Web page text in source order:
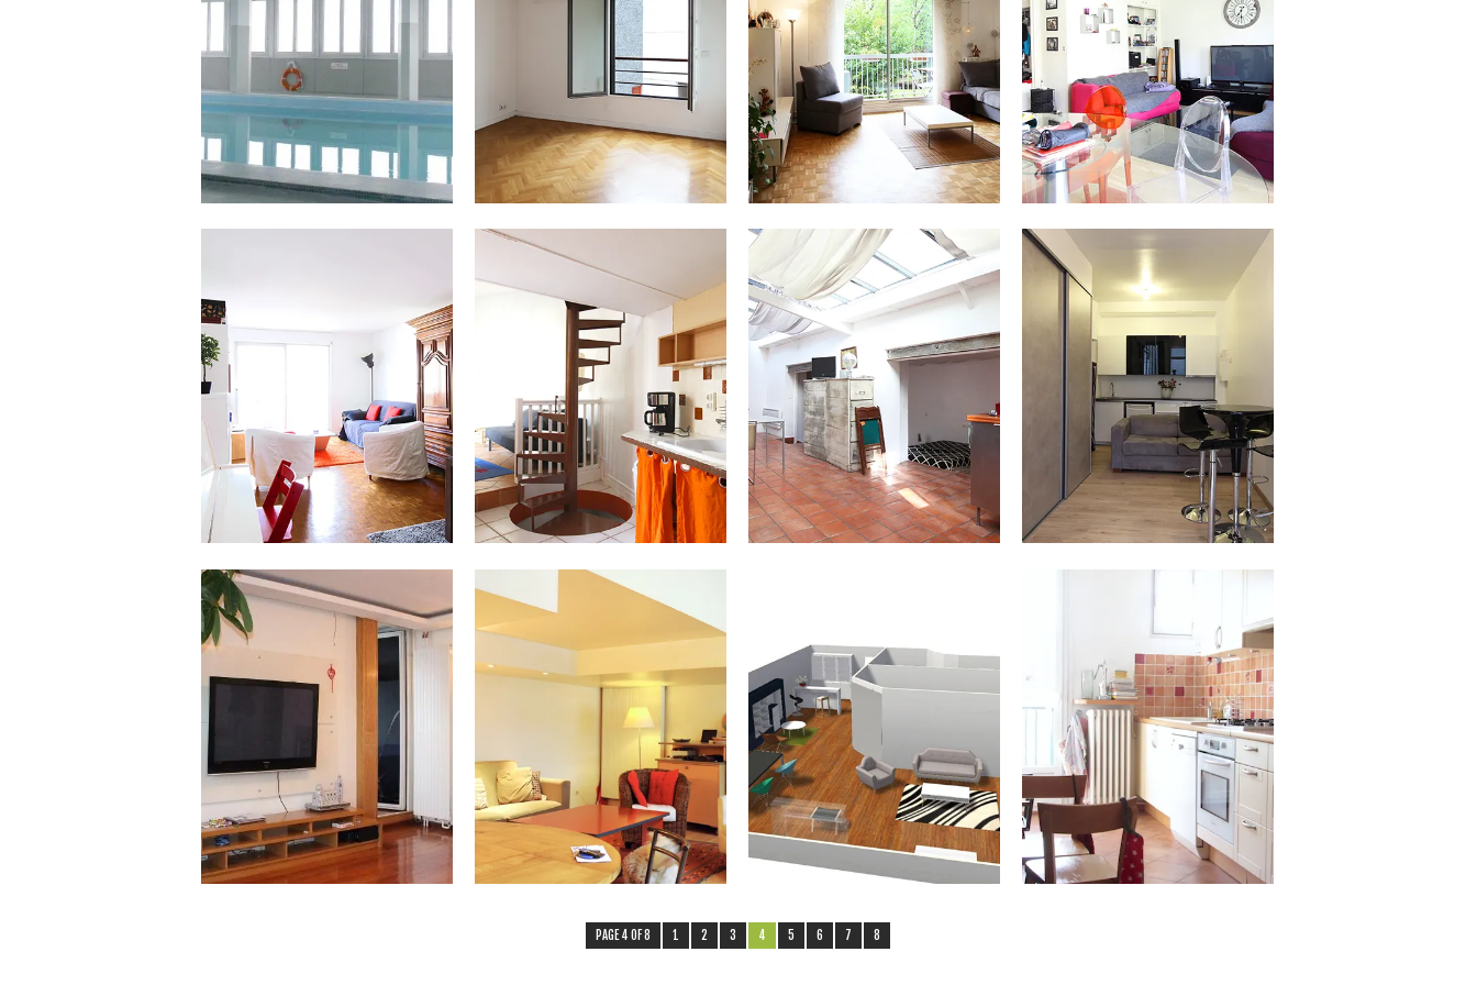
Menand,...
530 000 €
Hypercentre à proximité immédiate du
cet...
PARIS 14 / 43 M² – 1 990 € PAR
MOIS
Exclusivité Venez découvrir, à deux pas
de la place Denfert-Rochereau, cet...
LOCATION MEUBLEE PARIS 19 / 57
M² – 1650 €
Situé Rue des Fêtes, dans une cour
calme et arborée et...
30.12.15
PARIS 8 / 18 M² — 188 000 €
Venez découvrir, à deux pas de la place
de Clichy et...
02.09.15
PARIS 18 / 72 M² – 350 000 €
Ce bel appartement familial de 72 m²,
vendu entièrement meublé et...
01.09.15
PARIS 19 / 92 M² – 595 000 €
Situé en plein cœur de la cité des
Situé à deux pas des écoles et des
commerces à proximité...
ISSY-LES-MOULINEAUX 73 M² –
Situé à 5 min du Métro Mairie d’Issy
PAGE 4 OF 8 1 2 3 4 5 6 7 8